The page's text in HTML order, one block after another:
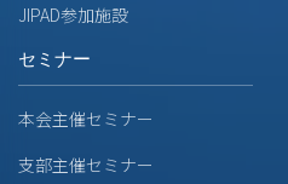
JIPAD参加施設
セミナー
本会主催セミナー
支部主催セミナー